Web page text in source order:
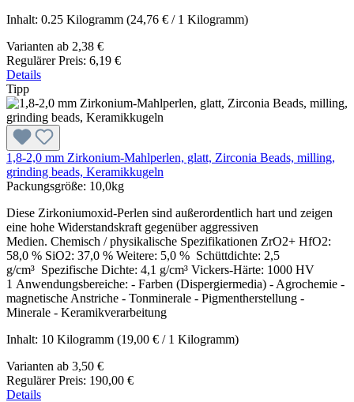
Inhalt: 0.25 Kilogramm (24,76 € / 1 Kilogramm)
Varianten ab 2,38 €
Regulärer Preis: 6,19 €
Details
Tipp
1,8-2,0 mm Zirkonium-Mahlperlen, glatt, Zirconia Beads, milling,
grinding beads, Keramikkugeln
Packungsgröße: 10,0kg
Diese Zirkoniumoxid-Perlen sind außerordentlich hart und zeigen
eine hohe Widerstandskraft gegenüber aggressiven
Medien. Chemisch / physikalische Spezifikationen ZrO2+ HfO2:
58,0 % SiO2: 37,0 % Weitere: 5,0 % Schüttdichte: 2,5
g/cm³ Spezifische Dichte: 4,1 g/cm³ Vickers-Härte: 1000 HV
1 Anwendungsbereiche: - Farben (Dispergiermedia) - Agrochemie -
magnetische Anstriche - Tonminerale - Pigmentherstellung -
Minerale - Keramikverarbeitung
Inhalt: 10 Kilogramm (19,00 € / 1 Kilogramm)
Varianten ab 3,50 €
Regulärer Preis: 190,00 €
Details